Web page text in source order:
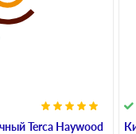
Terca Haywood